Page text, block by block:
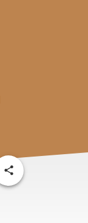
share